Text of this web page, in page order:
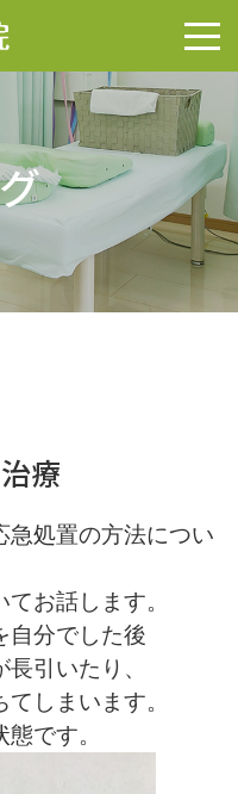
療
急処置の方法につい
お話します。
自分でした後
引いたり、
しまいます。
です。